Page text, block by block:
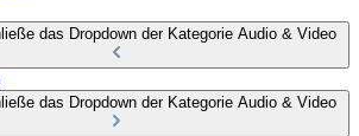
das Dropdown der Kategorie Audio & Video
das Dropdown der Kategorie Audio & Video